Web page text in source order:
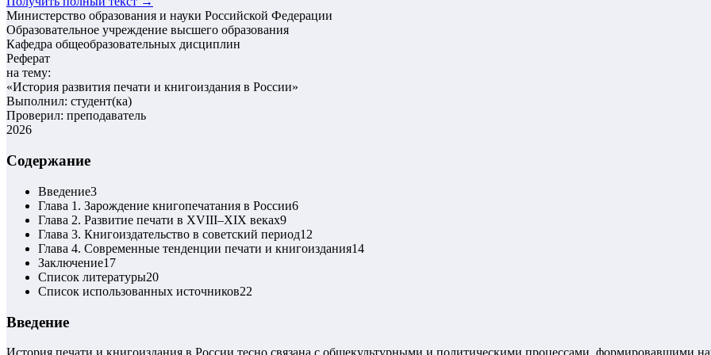
Министерство образования и науки Российской Федерации
Образовательное учреждение высшего образования
Кафедра общеобразовательных дисциплин
Реферат
на тему:
«История развития печати и книгоиздания в России»
Выполнил: студент(ка)
Проверил: преподаватель
2026
Содержание
Введение3
Глава 1. Зарождение книгопечатания в России6
Глава 2. Развитие печати в XVIII–XIX веках9
Глава 3. Книгоиздательство в советский период12
Глава 4. Современные тенденции печати и книгоиздания14
Заключение17
Список литературы20
Список использованных источников22
Введение